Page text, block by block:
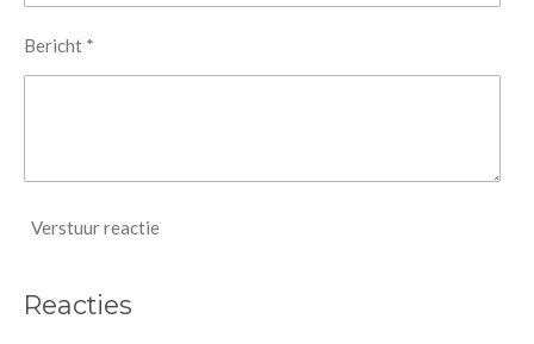
Bericht *
Verstuur reactie
Reacties